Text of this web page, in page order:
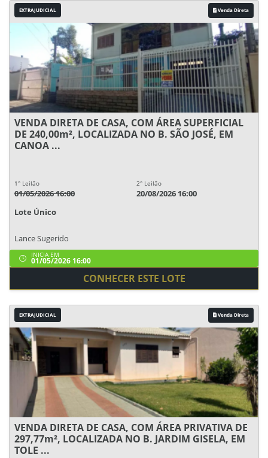
EXTRAJUDICIAL Venda Direta
VENDA DIRETA DE CASA, COM ÁREA SUPERFICIAL
DE 240,00m², LOCALIZADA NO B. SÃO JOSÉ, EM
CANOA ...
1° Leilão
01/05/2026 16:00
2° Leilão
20/08/2026 16:00
Lote Único
Lance Sugerido
INICIA EM
01/05/2026 16:00
CONHECER ESTE LOTE
EXTRAJUDICIAL Venda Direta
VENDA DIRETA DE CASA, COM ÁREA PRIVATIVA DE
297,77m², LOCALIZADA NO B. JARDIM GISELA, EM
TOLE ...